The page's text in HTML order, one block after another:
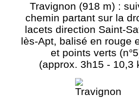
Travignon (918 m) :
chemin partant sur la
lacets direction Saint-
lès-Apt, balisé en rouge
et points verts
(approx. 3h15 - 10,3